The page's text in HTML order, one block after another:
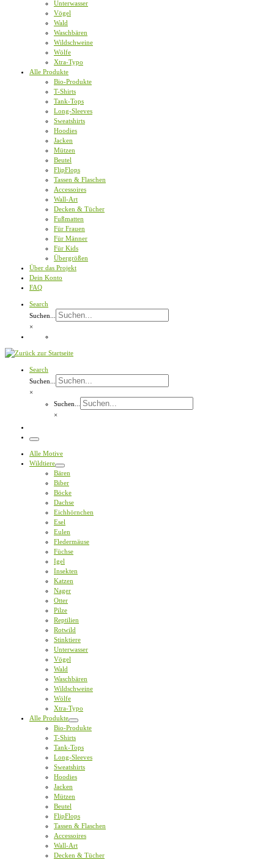
Unterwasser
Vögel
Wald
Waschbären
Wildschweine
Wölfe
Xtra-Typo
Alle Produkte
Bio-Produkte
T-Shirts
Tank-Tops
Long-Sleeves
Sweatshirts
Hoodies
Jacken
Mützen
Beutel
FlipFlops
Tassen & Flaschen
Accessoires
Wall-Art
Decken & Tücher
Fußmatten
Für Frauen
Für Männer
Für Kids
Übergrößen
Über das Projekt
Dein Konto
FAQ
Search
Suchen...
×
Search
Suchen...
×
Suchen...
×
Menü
Alle Motive
Wildtiere
Bären
Biber
Böcke
Dachse
Eichhörnchen
Esel
Eulen
Fledermäuse
Füchse
Igel
Insekten
Katzen
Nager
Otter
Pilze
Reptilien
Rotwild
Stinktiere
Unterwasser
Vögel
Wald
Waschbären
Wildschweine
Wölfe
Xtra-Typo
Alle Produkte
Bio-Produkte
T-Shirts
Tank-Tops
Long-Sleeves
Sweatshirts
Hoodies
Jacken
Mützen
Beutel
FlipFlops
Tassen & Flaschen
Accessoires
Wall-Art
Decken & Tücher